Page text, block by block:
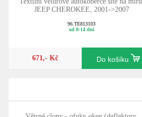
JEEP CHEROKEE, 2001->2007
96.TE813103
od 8-14 dní
671,- Kč Do košíku